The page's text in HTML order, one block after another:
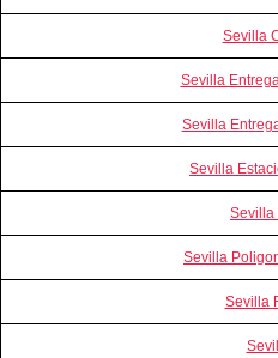
Sevilla
Sevilla
Sevilla
Sevilla
Sevilla
Sevilla
Sevilla